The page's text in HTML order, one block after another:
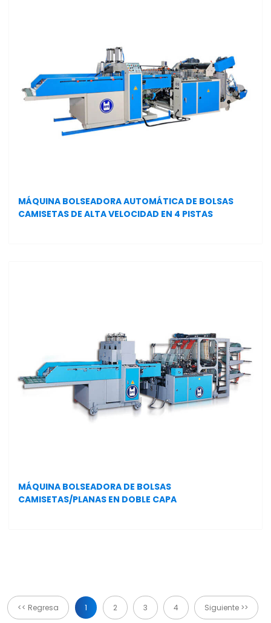
MÁQUINA BOLSEADORA AUTOMÁTICA DE BOLSAS
CAMISETAS DE ALTA VELOCIDAD EN 4 PISTAS
MÁQUINA BOLSEADORA DE BOLSAS
CAMISETAS/PLANAS EN DOBLE CAPA
<< Regresa 1 2 3 4 Siguiente >>